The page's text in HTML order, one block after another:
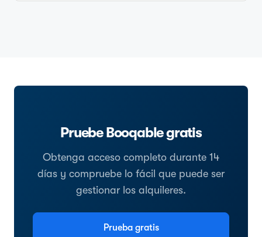
Pruebe Booqable gratis
Obtenga acceso completo durante 14
días y compruebe lo fácil que puede ser
gestionar los alquileres.
Prueba gratis